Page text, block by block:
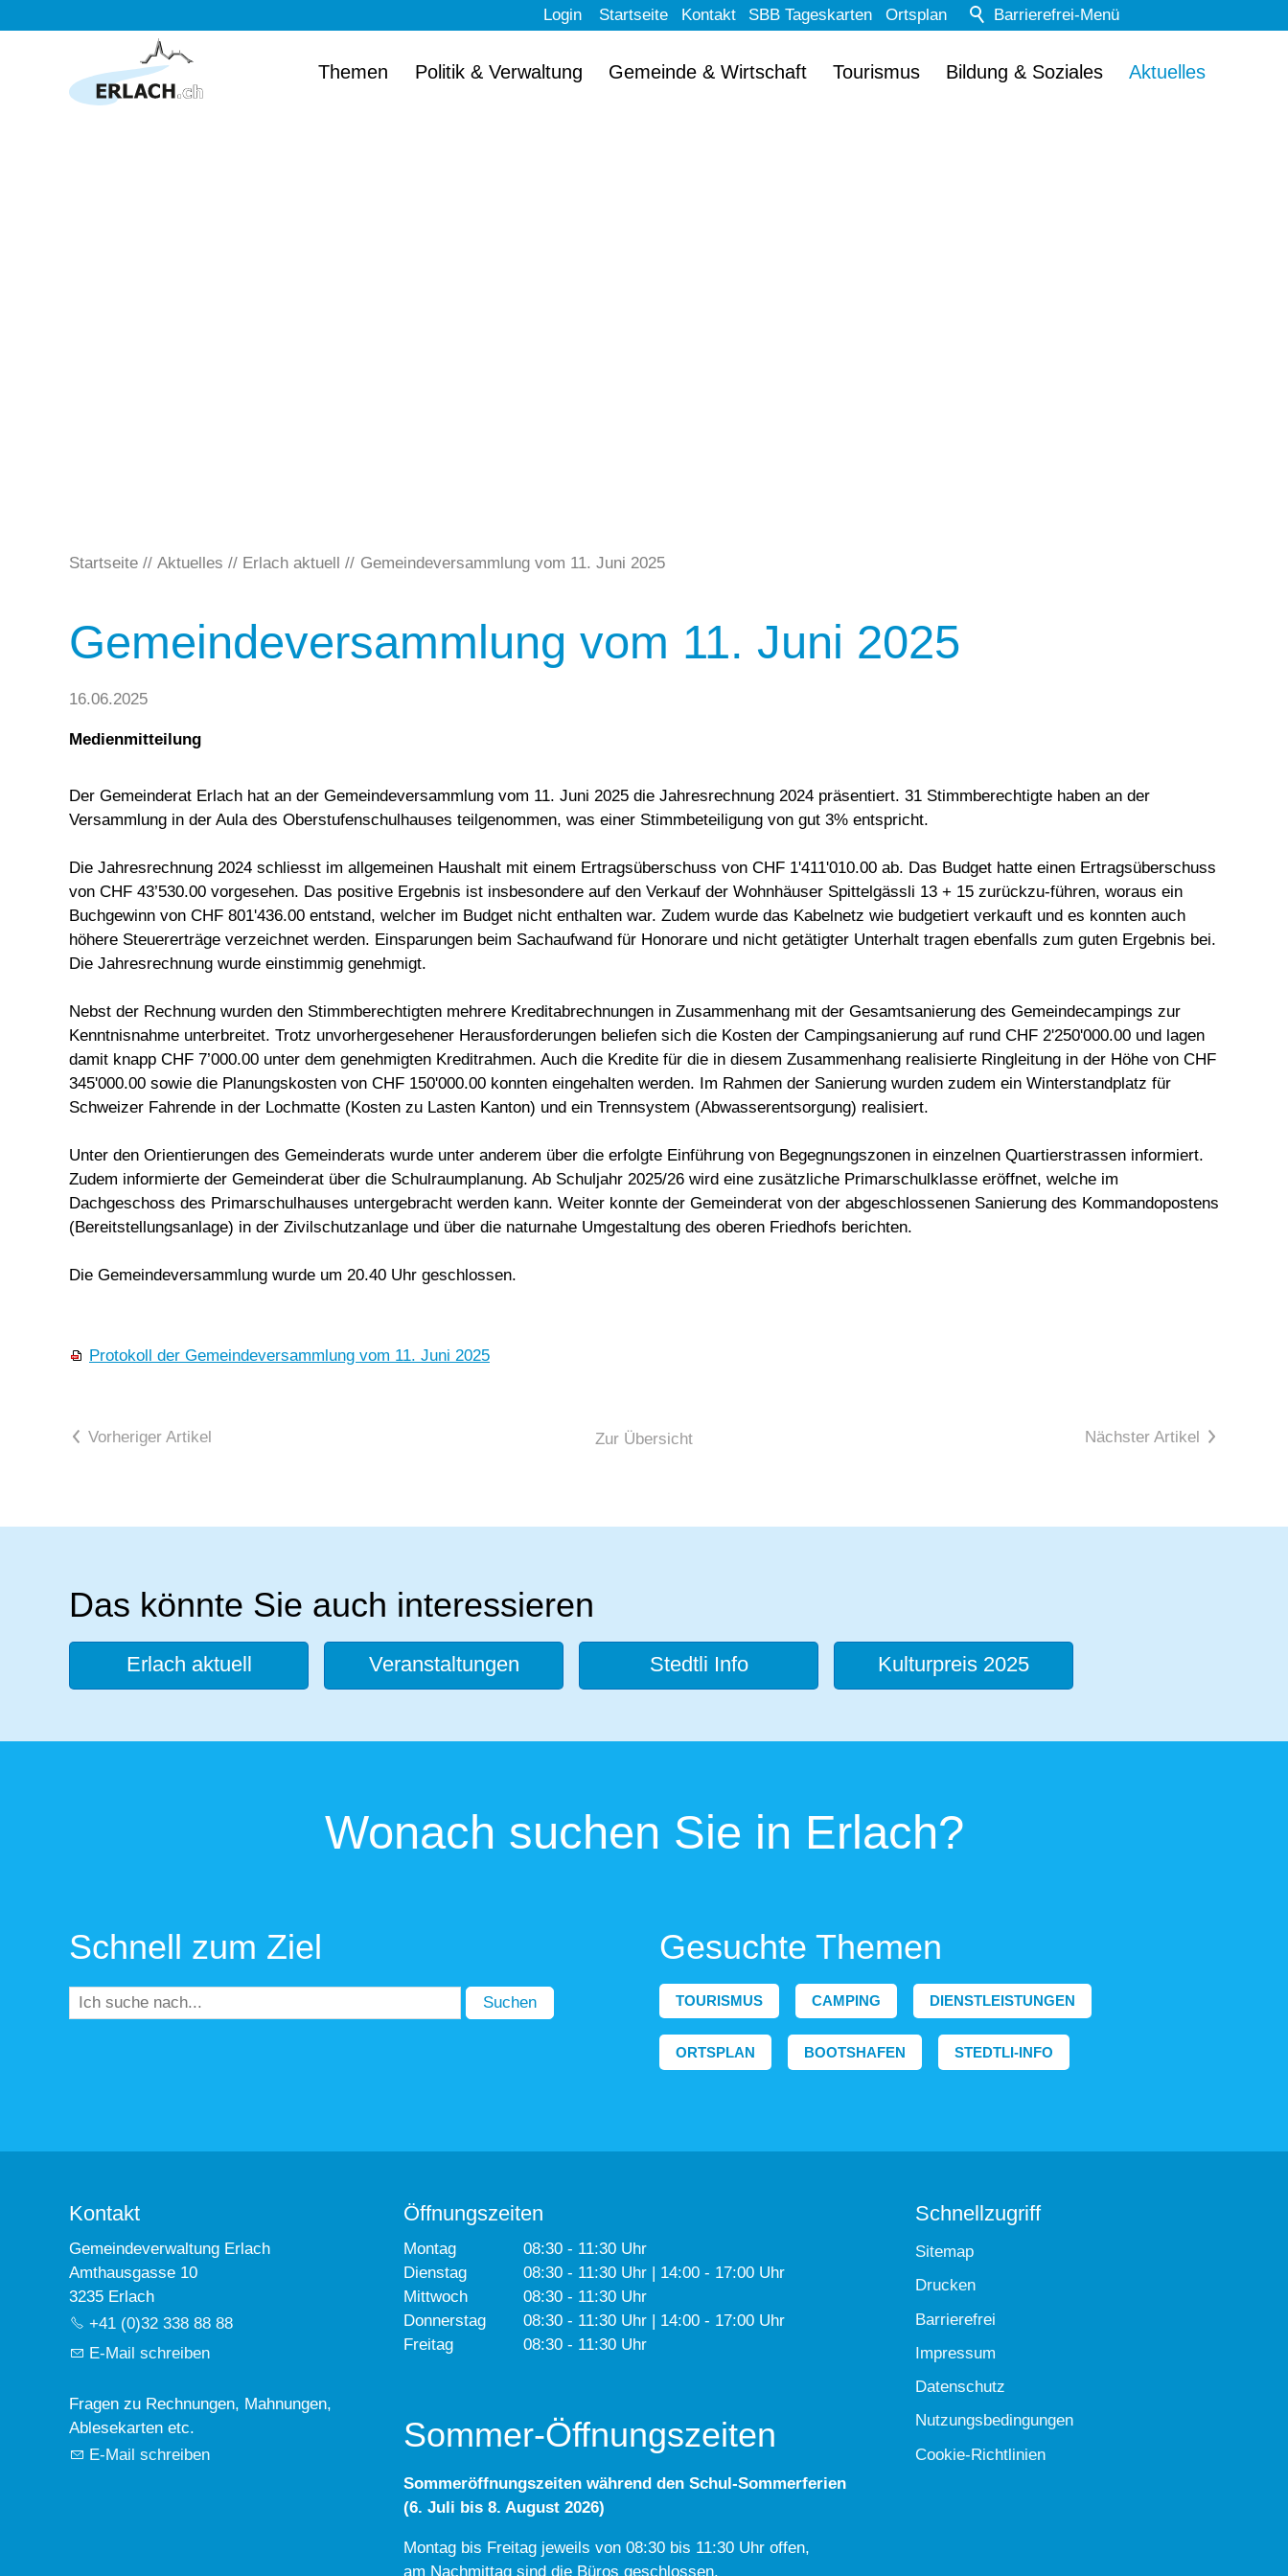
Barrierefrei-Menü
Schrift
Startseite Kontakt SBB Tageskarten Ortsplan
Login
Themen Politik & Verwaltung Gemeinde & Wirtschaft Tourismus Bildung & Soziales Aktuelles
Startseite Aktuelles Erlach aktuell Gemeindeversammlung vom 11. Juni 2025
Gemeindeversammlung vom 11. Juni 2025
16.06.2025
Medienmitteilung
Der Gemeinderat Erlach hat an der Gemeindeversammlung vom 11. Juni 2025 die Jahresrechnung 2024 präsentiert. 31 Stimmberechtigte haben an der
Versammlung in der Aula des Oberstufenschulhauses teilgenommen, was einer Stimmbeteiligung von gut 3% entspricht.
Die Jahresrechnung 2024 schliesst im allgemeinen Haushalt mit einem Ertragsüberschuss von CHF 1'411'010.00 ab. Das Budget hatte einen Ertragsüberschuss
von CHF 43’530.00 vorgesehen. Das positive Ergebnis ist insbesondere auf den Verkauf der Wohnhäuser Spittelgässli 13 + 15 zurückzu-führen, woraus ein
Buchgewinn von CHF 801'436.00 entstand, welcher im Budget nicht enthalten war. Zudem wurde das Kabelnetz wie budgetiert verkauft und es konnten auch
höhere Steuererträge verzeichnet werden. Einsparungen beim Sachaufwand für Honorare und nicht getätigter Unterhalt tragen ebenfalls zum guten Ergebnis bei.
Die Jahresrechnung wurde einstimmig genehmigt.
Nebst der Rechnung wurden den Stimmberechtigten mehrere Kreditabrechnungen in Zusammenhang mit der Gesamtsanierung des Gemeindecampings zur
Kenntnisnahme unterbreitet. Trotz unvorhergesehener Herausforderungen beliefen sich die Kosten der Campingsanierung auf rund CHF 2'250'000.00 und lagen
damit knapp CHF 7’000.00 unter dem genehmigten Kreditrahmen. Auch die Kredite für die in diesem Zusammenhang realisierte Ringleitung in der Höhe von CHF
345'000.00 sowie die Planungskosten von CHF 150'000.00 konnten eingehalten werden. Im Rahmen der Sanierung wurden zudem ein Winterstandplatz für
Schweizer Fahrende in der Lochmatte (Kosten zu Lasten Kanton) und ein Trennsystem (Abwasserentsorgung) realisiert.
Unter den Orientierungen des Gemeinderats wurde unter anderem über die erfolgte Einführung von Begegnungszonen in einzelnen Quartierstrassen informiert.
Zudem informierte der Gemeinderat über die Schulraumplanung. Ab Schuljahr 2025/26 wird eine zusätzliche Primarschulklasse eröffnet, welche im
Dachgeschoss des Primarschulhauses untergebracht werden kann. Weiter konnte der Gemeinderat von der abgeschlossenen Sanierung des Kommandopostens
(Bereitstellungsanlage) in der Zivilschutzanlage und über die naturnahe Umgestaltung des oberen Friedhofs berichten.
Die Gemeindeversammlung wurde um 20.40 Uhr geschlossen.
Protokoll der Gemeindeversammlung vom 11. Juni 2025
Vorheriger Artikel Zur Übersicht Nächster Artikel
Das könnte Sie auch interessieren
Erlach aktuell Veranstaltungen Stedtli Info Kulturpreis 2025
Wonach suchen Sie in Erlach?
Schnell zum Ziel
Suchen
Gesuchte Themen
TOURISMUS CAMPING DIENSTLEISTUNGEN
ORTSPLAN BOOTSHAFEN STEDTLI-INFO
Kontakt
Gemeindeverwaltung Erlach
Amthausgasse 10
3235 Erlach
+41 (0)32 338 88 88
E-Mail schreiben
Fragen zu Rechnungen, Mahnungen,
Ablesekarten etc.
E-Mail schreiben
Öffnungszeiten
Montag
Dienstag
Mittwoch
Donnerstag
Freitag
08:30 - 11:30 Uhr
08:30 - 11:30 Uhr | 14:00 - 17:00 Uhr
08:30 - 11:30 Uhr
08:30 - 11:30 Uhr | 14:00 - 17:00 Uhr
08:30 - 11:30 Uhr
Sommer-Öffnungszeiten
Sommeröffnungszeiten während den Schul-Sommerferien
(6. Juli bis 8. August 2026)
Montag bis Freitag jeweils von 08:30 bis 11:30 Uhr offen,
am Nachmittag sind die Büros geschlossen.
Schnellzugriff
Sitemap
Drucken
Barrierefrei
Impressum
Datenschutz
Nutzungsbedingungen
Cookie-Richtlinien